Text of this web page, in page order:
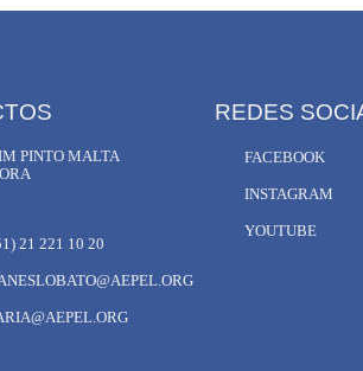
21 221 10 20
FACEBOOK
INSTAGRAM
YOUTUBE
PINTO MALTA
REDES